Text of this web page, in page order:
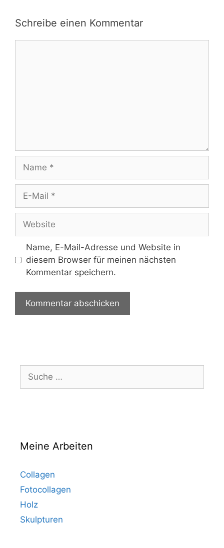
Schreibe einen Kommentar
Name
Website
Name, E-Mail-Adresse und Website in
diesem Browser für meinen nächsten
Kommentar speichern.
nach:
Meine Arbeiten
Collagen
Fotocollagen
Holz
Skulpturen